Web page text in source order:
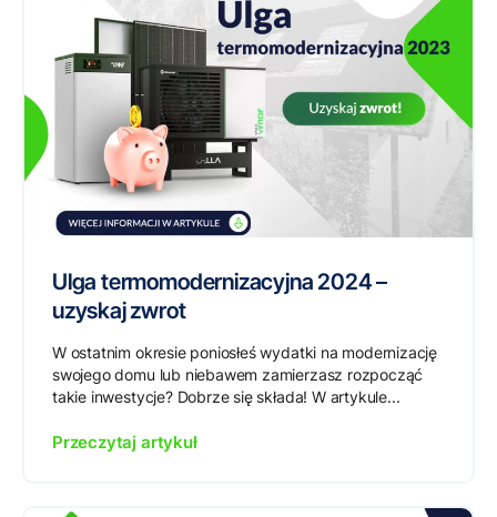
Ulga termomodernizacyjna 2024 –
uzyskaj zwrot
W ostatnim okresie poniosłeś wydatki na modernizację
swojego domu lub niebawem zamierzasz rozpocząć
takie inwestycje? Dobrze się składa! W artykule...
Przeczytaj artykuł